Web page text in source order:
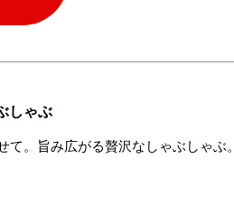
しゃぶ
。旨み広がる贅沢なしゃぶしゃぶ。